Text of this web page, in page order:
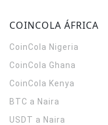
COINCOLA ÁFRICA
CoinCola Nigeria
CoinCola Ghana
CoinCola Kenya
BTC a Naira
USDT a Naira